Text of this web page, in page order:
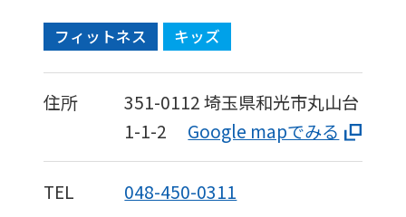
フィットネス キッズ
住所 351-0112埼玉県和光市丸山台
1-1-2
Google mapでみる
TEL 048-450-0311
foreigners
Sports
official
is